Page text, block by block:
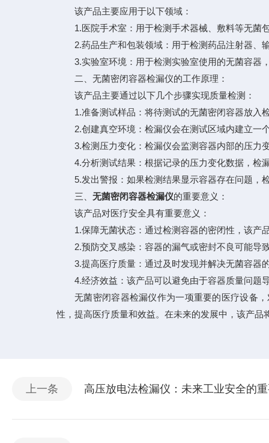
该产品主要应用于以下领域：
1.医院手术室：用于检测手术器械、敷料等无菌
2.药品生产和包装领域：用于检测药品注射器、
3.实验室环境：用于检测实验室使用的无菌容器
二、无菌密闭容器检漏仪的工作原理：
该产品主要通过以下几个步骤实现质量检测：
1.准备测试样品：将待测试的无菌密闭容器放入
2.创建真空环境：检漏仪会在测试区域内建立一
3.检测压力变化：检漏仪会监测容器内部的压力
4.分析测试结果：根据记录的压力变化数据，检
5.发出警报：如果检测结果显示容器存在问题，
三、 无菌密闭容器检漏仪的重要意义：
该产品对医疗安全具有重要意义：
1.保障无菌状态：通过检测容器的密闭性，该产品
2.预防交叉感染：容器的漏气或密封不良可能导致
3.提高医疗质量：通过及时发现并解决无菌容器
4.经济效益：该产品可以避免由于容器质量问题
无菌密闭容器检漏仪作为一项重要的医疗设备，
性，提高医疗质量和效益。在未来的发展中，该产
上一条 高压放电法检漏仪：未来工业安全的